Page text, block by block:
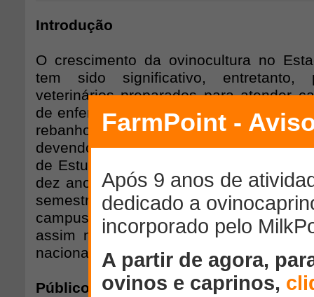
Introdução
O crescimento da ovinocultura no
tem sido significativo,
veterinários preparados para atender
de enfermidades de pequenos
rebanhos é fator limitante na
devendo ser priorizada. Este é um dos
de Estudos em Ovinos de Araçatuba
dez anos de atuação na região. O
semestralmente cursos, que já se
campus e que obtiveram excelentes
assim no reconhecimento do grupo
nacional.
Público-alvo